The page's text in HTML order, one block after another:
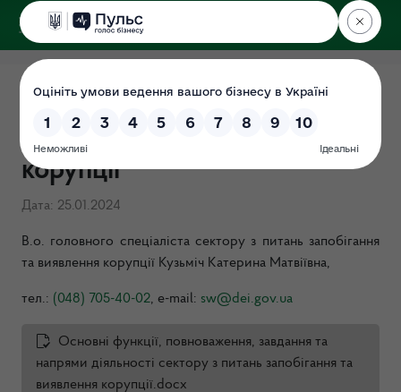
ДЕРЖЕКОІНСПЕКЦІЯ
Про сектор з питань
запобігання та виявлення
корупції
Дата: 25.01.2024
В.о. головного спеціаліста сектору з питань запобігання
та виявлення корупції Кузьміч Катерина Матвіївна,
тел.: (048) 705-40-02, е-mail: sw@dei.gov.ua
Основні функції, повноваження, завдання та
напрями діяльності сектору з питань запобігання та
виявлення корупції.docx